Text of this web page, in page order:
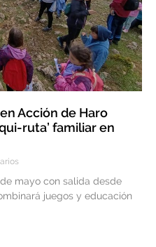
Acción de Haro
ruta’ familiar en
mayo con salida desde
juegos y educación